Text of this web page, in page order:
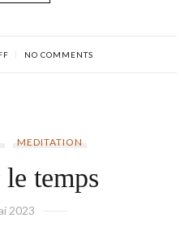
NO COMMENTS
MEDITATION
temps
2023